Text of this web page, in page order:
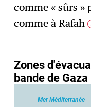
comme « sûrs »
comme à Rafah